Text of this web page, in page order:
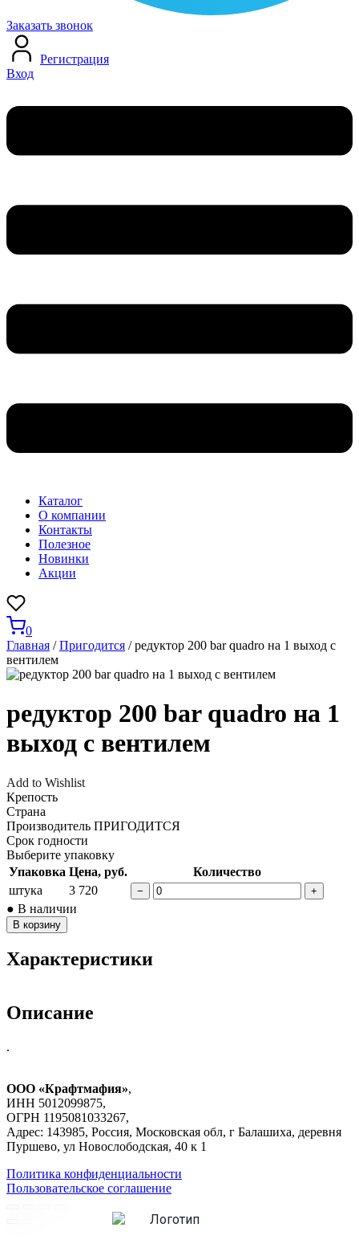
Заказать звонок
Вход
Регистрация
Каталог
О компании
Контакты
Полезное
Новинки
Акции
0
Главная /Пригодится / редуктор 200 bar quadro на 1 выход с
вентилем
редуктор 200 bar quadro на 1
выход с вентилем
Add to Wishlist
Крепость
Страна
Производитель ПРИГОДИТСЯ
Срок годности
Выберите упаковку
Упаковка Цена, руб.
Количество
штука
3 720 − +
● В наличии
В корзину
Характеристики
Описание
.
ООО «Крафтмафия»,
ИНН 5012099875,
ОГРН 1195081033267,
Адрес: 143985, Россия, Московская обл, г Балашиха, деревня
Пуршево, ул Новослободская, 40 к 1
Политика конфиденциальности
Пользовательское соглашение